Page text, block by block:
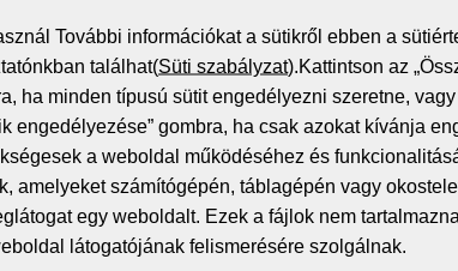
fel a hírlevélre!
világának legfrissebb eseményeiről és
További információkat a sütikről ebben a
találhat(Süti szabályzat).Kattintson az
ha minden típusú sütit engedélyezni szeretne,
engedélyezése” gombra, ha csak azokat kívánja
a weboldal működéséhez és
amelyeket számítógépén, táblagépén vagy
egy weboldalt. Ezek a fájlok nem
látogatójának felismerésére szolgálnak.